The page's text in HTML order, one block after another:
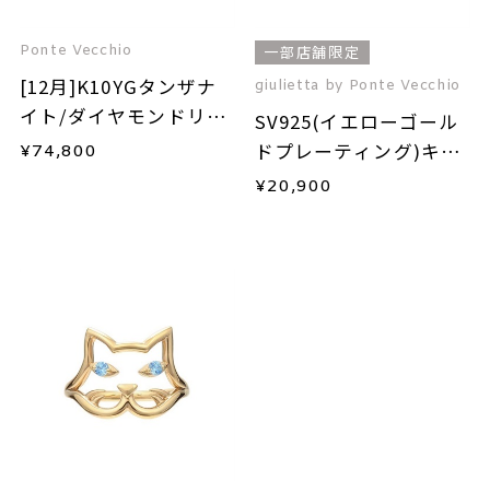
Ponte Vecchio
[12月]K10YGタンザナ
イト/ダイヤモンドリバ
ーシブルネックレス
¥74,800
一部店舗限定
giulietta by Ponte Vecchio
SV925(イエローゴール
ドプレーティング)キュ
ービックジルコニアイ
¥20,900